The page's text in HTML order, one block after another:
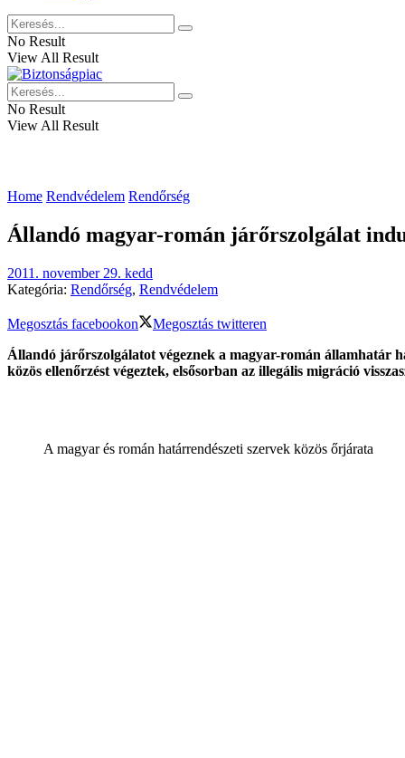
No Result
View All Result
No Result
View All Result
Home Rendvédelem Rendőrség
Állandó magyar-román járőrszolgálat
2011. november 29. kedd
Kategória: Rendőrség, Rendvédelem
Megosztás facebookon
Megosztás twitteren
Állandó járőrszolgálatot végeznek a magyar-román államhatár
közös ellenőrzést végeztek, elsősorban az illegális migráció
A magyar és román határrendészeti szervek közös őrjárata